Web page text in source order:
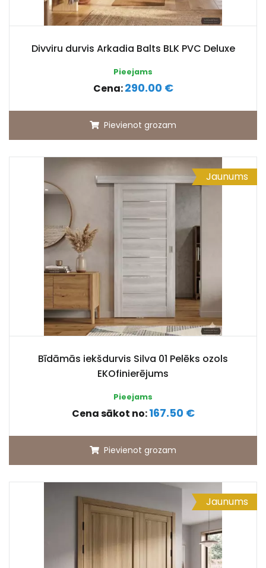
Divviru durvis Arkadia Balts BLK PVC Deluxe
Pieejams
Cena:290.00 €
Pievienot grozam
Jaunums
Bīdāmās iekšdurvis Silva 01 Pelēks ozols
EKOfinierējums
Pieejams
Cena sākot no:167.50 €
Pievienot grozam
Jaunums